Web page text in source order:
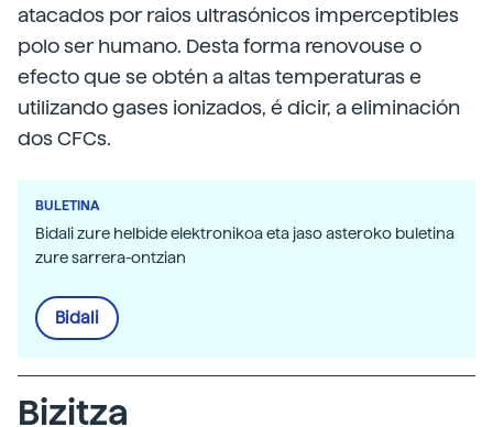
atacados por raios ultrasónicos imperceptibles
polo ser humano. Desta forma renovouse o
efecto que se obtén a altas temperaturas e
utilizando gases ionizados, é dicir, a eliminación
dos CFCs.
BULETINA
Bidali zure helbide elektronikoa eta jaso asteroko buletina
zure sarrera-ontzian
Bidali
Bizitza